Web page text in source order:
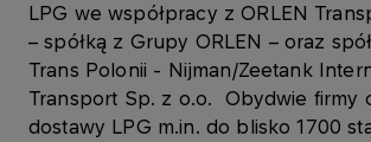
LPG we współpracy z ORLEN
– spółką z Grupy ORLEN – oraz
Trans Polonii - Nijman/Zeetank
Transport Sp. z o.o. Obydwie firmy
dostawy LPG m.in. do blisko 1700